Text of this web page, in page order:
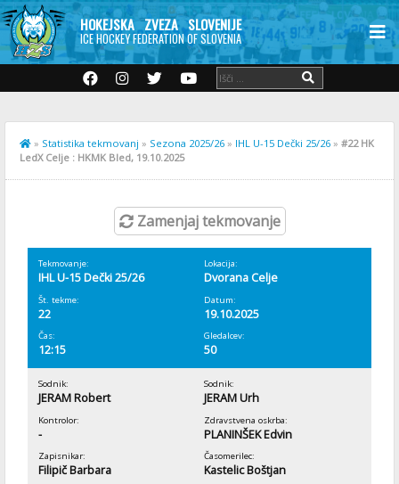
HOKEJSKA ZVEZA SLOVENIJE
ICE HOCKEY FEDERATION OF SLOVENIA
» Statistika tekmovanj » Sezona 2025/26 » IHL U-15 Dečki 25/26 » #22 HK
LedX Celje : HKMK Bled, 19.10.2025
Zamenjaj tekmovanje
Tekmovanje:
IHL U-15 Dečki 25/26
Lokacija:
Dvorana Celje
Št. tekme:
22
Datum:
19.10.2025
Čas:
12:15
Gledalcev:
50
Sodnik:
JERAM Robert
Sodnik:
JERAM Urh
Kontrolor:
-
Zdravstvena oskrba:
PLANINŠEK Edvin
Zapisnikar:
Filipič Barbara
Časomerilec:
Kastelic Boštjan